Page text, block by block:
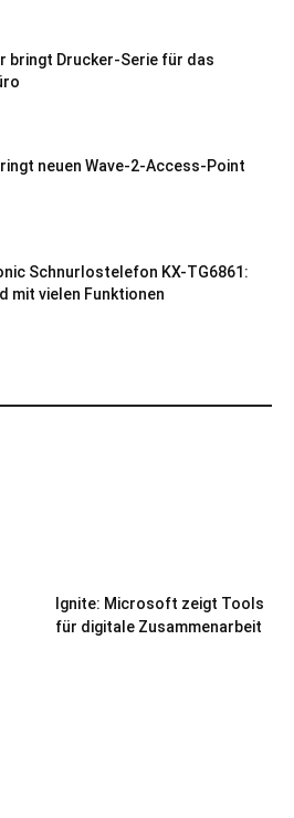
bringt Drucker-Serie für das
neuen Wave-2-Access-Point
Schnurlostelefon KX-TG6861:
mit vielen Funktionen
Ignite: Microsoft zeigt Tools
für digitale Zusammenarbeit